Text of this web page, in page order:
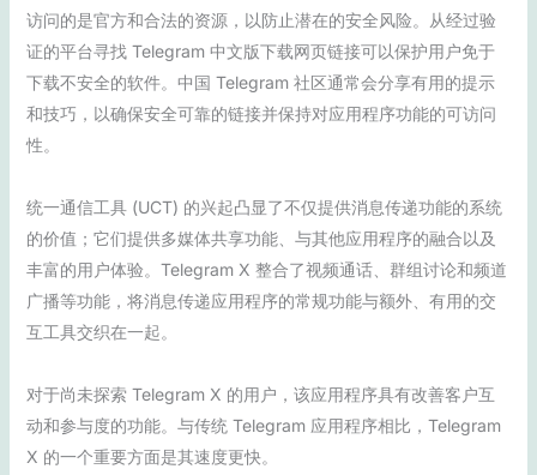
访问的是官方和合法的资源，以防止潜在的安全风险。从经过验
证的平台寻找 Telegram 中文版下载网页链接可以保护用户免于
下载不安全的软件。中国 Telegram 社区通常会分享有用的提示
和技巧，以确保安全可靠的链接并保持对应用程序功能的可访问
性。
统一通信工具 (UCT) 的兴起凸显了不仅提供消息传递功能的系统
的价值；它们提供多媒体共享功能、与其他应用程序的融合以及
丰富的用户体验。Telegram X 整合了视频通话、群组讨论和频道
广播等功能，将消息传递应用程序的常规功能与额外、有用的交
互工具交织在一起。
对于尚未探索 Telegram X 的用户，该应用程序具有改善客户互
动和参与度的功能。与传统 Telegram 应用程序相比，Telegram
X 的一个重要方面是其速度更快。